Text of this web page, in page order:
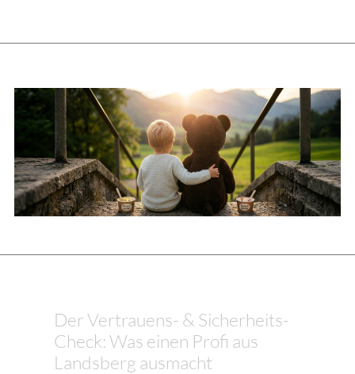
Der Vertrauens- & Sicherheits-
Check: Was einen Profi aus
Landsberg ausmacht